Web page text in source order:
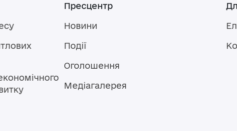
Пресцентр
Новини
Події
Оголошення
Медіагалерея